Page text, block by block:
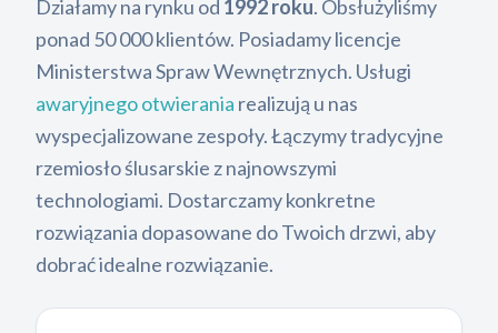
Działamy na rynku od 1992 roku. Obsłużyliśmy
ponad 50 000 klientów. Posiadamy licencje
Ministerstwa Spraw Wewnętrznych. Usługi
awaryjnego otwierania realizują u nas
wyspecjalizowane zespoły. Łączymy tradycyjne
rzemiosło ślusarskie z najnowszymi
technologiami. Dostarczamy konkretne
rozwiązania dopasowane do Twoich drzwi, aby
dobrać idealne rozwiązanie.